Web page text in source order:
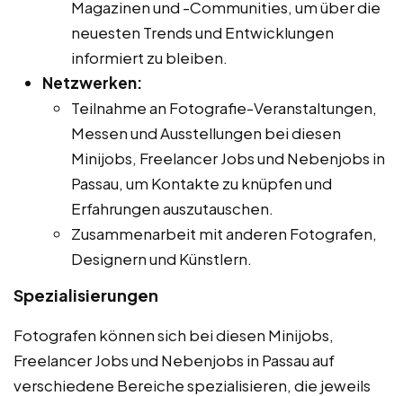
Magazinen und -Communities, um über die
neuesten Trends und Entwicklungen
informiert zu bleiben.
Netzwerken:
Teilnahme an Fotografie-Veranstaltungen,
Messen und Ausstellungen bei diesen
Minijobs, Freelancer Jobs und Nebenjobs in
Passau, um Kontakte zu knüpfen und
Erfahrungen auszutauschen.
Zusammenarbeit mit anderen Fotografen,
Designern und Künstlern.
Spezialisierungen
Fotografen können sich bei diesen Minijobs,
Freelancer Jobs und Nebenjobs in Passau auf
verschiedene Bereiche spezialisieren, die jeweils